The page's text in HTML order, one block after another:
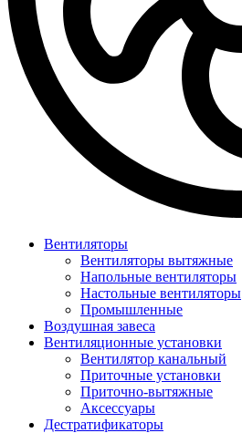
Вентиляторы
Вентиляторы вытяжные
Напольные вентиляторы
Настольные вентиляторы
Промышленные
Воздушная завеса
Вентиляционные установки
Вентилятор канальный
Приточные установки
Приточно-вытяжные
Аксессуары
Дестратификаторы